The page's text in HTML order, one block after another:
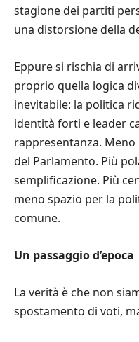
stagione dei partiti
una distorsione della
Eppure si rischia di
proprio quella logica
inevitabile: la politica
identità forti e leader
rappresentanza.
del Parlamento. Più
semplificazione. Più
meno spazio per la
comune.
Un passaggio d’epoca
La verità è che non
spostamento di voti,